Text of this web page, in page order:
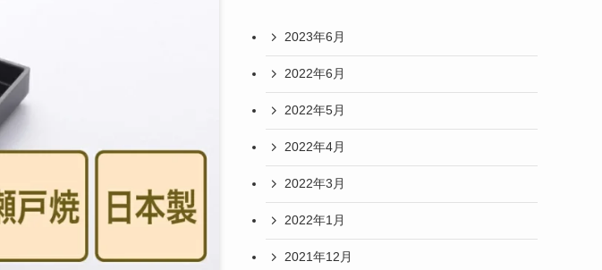
2023年6月
2022年6月
2022年5月
2022年4月
2022年3月
2022年1月
2021年12月